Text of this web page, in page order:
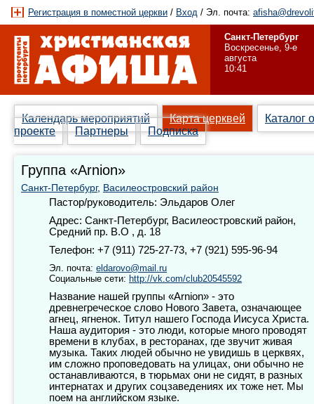
Регистрация в поместной церкви / Вход / Эл. почта:
Санкт-Петербург
Воскресенье, 9-е
августа
10:41
Календарь мероприятий Карта церквей
Каталог
проекте
Партнеры Подписка
Группа «Arnion»
Санкт-Петербург, Василеостровский район
Пастор/руководитель: Эльдаров Олег
Адрес: Санкт-Петербург, Василеостровский район,
Средний пр. В.О , д. 18
Телефон: +7 (911) 725-27-73, +7 (921) 595-96-94
Эл. почта: eldarovo@mail.ru
Социальные сети: http://vk.com/club20545592
Название нашей группы «Arnion» - это
древнегреческое слово Нового Завета, означающее
агнец, ягненок. Титул нашего Господа Иисуса Христа.
Наша аудитория - это люди, которые много проводят
времени в клубах, в ресторанах, где звучит живая
музыка. Таких людей обычно не увидишь в церквях,
им сложно проповедовать на улицах, они обычно не
останавливаются, в тюрьмах они не сидят, в разных
интернатах и других соцзаведениях их тоже нет. Мы
поем на английском языке.